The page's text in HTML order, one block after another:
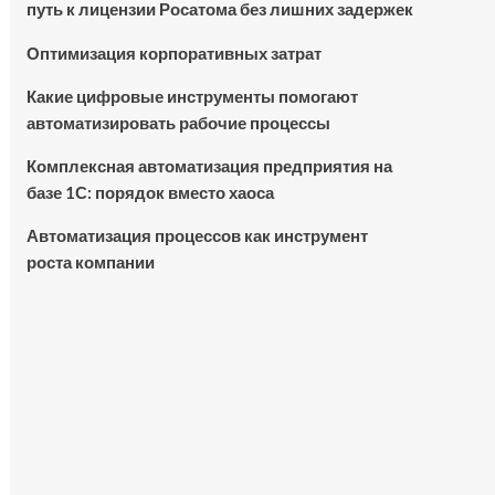
путь к лицензии Росатома без лишних задержек
Оптимизация корпоративных затрат
Какие цифровые инструменты помогают
автоматизировать рабочие процессы
Комплексная автоматизация предприятия на
базе 1С: порядок вместо хаоса
Автоматизация процессов как инструмент
роста компании